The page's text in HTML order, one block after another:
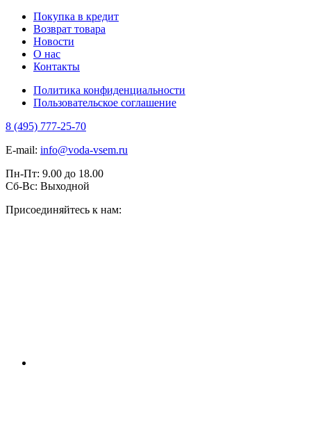
Покупка в кредит
Возврат товара
Новости
О нас
Контакты
Политика конфиденциальности
Пользовательское соглашение
8 (495) 777-25-70
E-mail: info@voda-vsem.ru
Пн-Пт: 9.00 до 18.00
Сб-Вс: Выходной
Присоединяйтесь к нам: